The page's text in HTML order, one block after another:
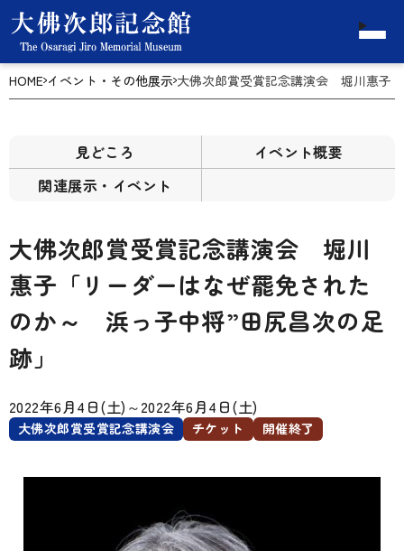
HOME イベント・その他展示 大佛次郎賞受賞記念講演会 堀川惠子
見どころ
イベント概要
関連展示・イベント
大佛次郎賞受賞記念講演会 堀川
惠子「リーダーはなぜ罷免された
のか～ 浜っ子中将”田尻昌次の足
跡」
2022年6月4日(土) ～2022年6月4日(土)
大佛次郎賞受賞記念講演会 チケット 開催終了